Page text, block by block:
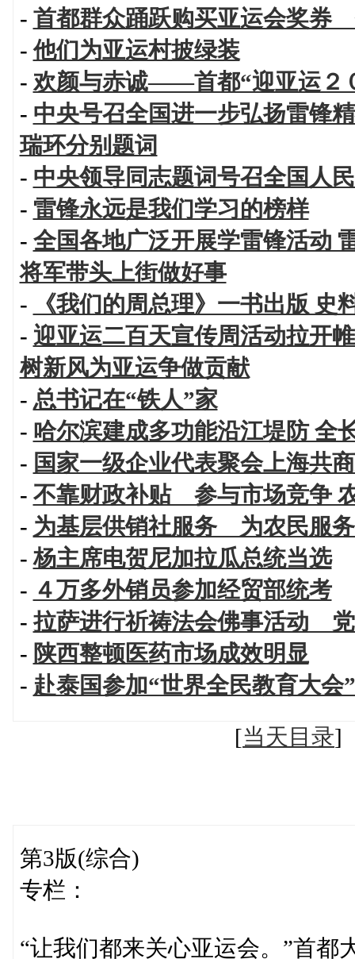
- 首都群众踊跃购买亚运会奖券
-他们为亚运村披绿装
- 欢颜与赤诚——首都“迎亚运２
- 中央号召全国进一步弘扬雷锋
瑞环分别题词
- 中央领导同志题词号召全国人
- 雷锋永远是我们学习的榜样
- 全国各地广泛开展学雷锋活动
将军带头上街做好事
-
《我们的周总理》一书出版
- 迎亚运二百天宣传周活动拉开
树新风为亚运争做贡献
- 总书记在“铁人”家
- 哈尔滨建成多功能沿江堤防 全
- 国家一级企业代表聚会上海共
- 不靠财政补贴 参与市场竞争
- 为基层供销社服务 为农民服
-杨主席电贺尼加拉瓜总统当选
- ４万多外销员参加经贸部统考
-拉萨进行祈祷法会佛事活动
- 陕西整顿医药市场成效明显
- 赴泰国参加“世界全民教育大
[当天目录
第3版(综合)
专栏：
“让我们都来关心亚运会。”首都